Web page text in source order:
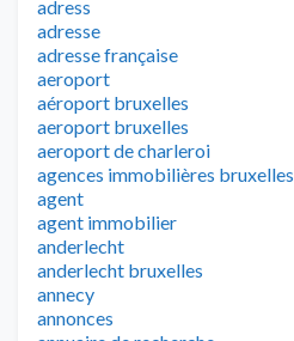
adress
adresse
adresse française
aeroport
aéroport bruxelles
aeroport bruxelles
aeroport de charleroi
agences immobilières bruxelles
agent
agent immobilier
anderlecht
anderlecht bruxelles
annecy
annonces